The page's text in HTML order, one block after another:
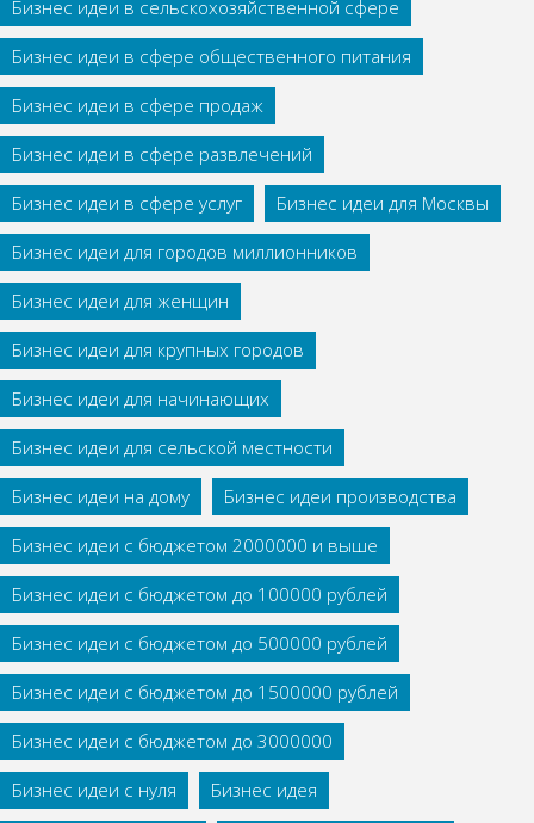
Бизнес идеи в сельскохозяйственной сфере
Бизнес идеи в сфере общественного питания
Бизнес идеи в сфере продаж
Бизнес идеи в сфере развлечений
Бизнес идеи в сфере услуг
Бизнес идеи для Москвы
Бизнес идеи для городов миллионников
Бизнес идеи для женщин
Бизнес идеи для крупных городов
Бизнес идеи для начинающих
Бизнес идеи для сельской местности
Бизнес идеи на дому
Бизнес идеи производства
Бизнес идеи с бюджетом 2000000 и выше
Бизнес идеи с бюджетом до 100000 рублей
Бизнес идеи с бюджетом до 500000 рублей
Бизнес идеи с бюджетом до 1500000 рублей
Бизнес идеи с бюджетом до 3000000
Бизнес идеи с нуля
Бизнес идея